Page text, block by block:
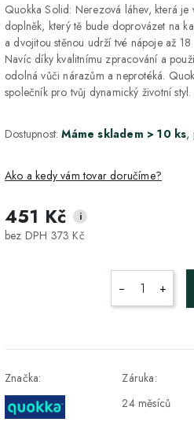
Quokka Solid: Nerezová láhev, která je
doplněk, který tě bude doprovázet na
a dvojitou stěnou udrží tvé nápoje až
Navíc díky kvalitnímu zpracování a
odolná vůči nárazům a neprotéká.
společník pro tvůj dynamický životní styl.
Dostupnost:Máme skladem > 10 ks,
Ako a kedy vám tovar doručíme?
DPD Home - doručenie
na adresu
DPD - Odberné miesto
1-2
451 Kč i
bez DPH 373 Kč
− +
Značka:
Záruka:
24 měsíců